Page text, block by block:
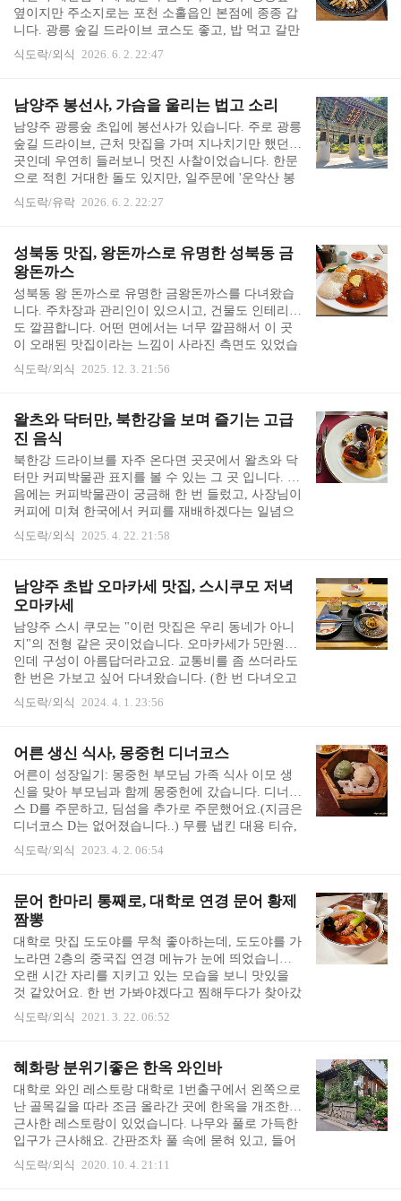
위치한 특성으로 국립극장에서 하는 공연에 따라 특
별 메뉴가 마련되기도 합니다. 이번에는 연극 "반야
아재" 공연을 기념하여 반야 아재 특..
옆이지만 주소지로는 포천 소홀읍인 본점에 종종 갑
니다. 광릉 숲길 드라이브 코스도 좋고, 밥 먹고 갈만
한 예쁜 카페도 있습니다.한가어죽 메뉴와 가격을 보
니, 예전에는 매운탕 등도 함께 했는데 매운탕은 옆
어죽과 도리뱅뱅이, 무침 등만 판매하나 봅니다. 어
죽과 도리뱅뱅이를 주문했습니다. 자리에 앉으면 물
과 물티슈를 가져다 주시고 주문을 받아가십니다. 바
로 끓여 주시는 것이라, 조금 시간이 걸립니다.음식
이 나올 무렵 반찬을 차려주십니다. 백김치, 무생채,
콩나물, 미역줄기, 단무지와 오뎅입니다. 반찬이 맛
있어 몇 번 리필하게 됩니다. 반찬 리필은 셀프로 자
식도락/외식 2026. 6. 2. 22:47
남양주 봉선사, 가슴을 울리는 법고 소리
남양주 광릉숲 초입에 봉선사가 있습니다. 주로 광릉
숲길 드라이브, 근처 맛집을 가며 지나치기만 했던
곳인데 우연히 들러보니 멋진 사찰이었습니다. 한문
으로 적힌 거대한 돌도 있지만, 일주문에 '운악산 봉
선사'라는 한글 현판이 걸려 있습니다. 1970년대 봉
선사를 재건한 운허 스님이 일주문과 대웅전에 한글
을 때는 연꽃이 있는 못이 무서웠습니다. 까맣고 깊
은 물 위로 죽은 연들이 둥둥 떠 있었거든요. 그런데
5월 마지막 날에 오니 어느새 연잎이 가득 덮여 있습
니다. 벌써 핀 연꽃도 있습니다. 봉선사 카페 봉향각
이 날은 큰 법당에 가기에 앞서, 카페인 봉향각부터
들렀습니다. 봉선사 카페인 봉향각의 야외 테이블에
앉으면 너른 연못을 바라볼 수 있습니..
식도락/유락 2026. 6. 2. 22:27
성북동 맛집, 왕돈까스로 유명한 성북동 금
왕돈까스
성북동 왕 돈까스로 유명한 금왕돈까스를 다녀왔습
니다. 주차장과 관리인이 있으시고, 건물도 인테리어
도 깔끔합니다. 어떤 면에서는 너무 깔끔해서 이 곳
이 오래된 맛집이라는 느낌이 사라진 측면도 있었습
니다. 예쁘고 깔끔한 실내 뿐 아니라, 바깥 풍경도 예
쁩니다. 성북동의 멋. 메뉴는 안심돈까스, 등심돈까
건물만 업그레이드 된 것이 아니라 가격도 업그레이
드 되었습니다. 정식은 11,000원, 안심 돈까스는 11,0
00원, 등심 돈까스, 치킨까스, 함박스테이크는 1만원
입니다. 생선까스는 없어졌습니다. (이전 사진이라
지금은 더 올랐을지도 모르겠습니다) 정감어린 스프,
깍두기, 쌈장이 나옵니다. 세 가지를 다 맛볼 수 있는
금왕정식입니다. 손보다..
식도락/외식 2025. 12. 3. 21:56
왈츠와 닥터만, 북한강을 보며 즐기는 고급
진 음식
북한강 드라이브를 자주 온다면 곳곳에서 왈츠와 닥
터만 커피박물관 표지를 볼 수 있는 그 곳 입니다. 처
음에는 커피박물관이 궁금해 한 번 들렀고, 사장님이
커피에 미쳐 한국에서 커피를 재배하겠다는 일념으
로 농학박사까지 하셨다는 집념에 놀라고, 갖은 수집
품에 놀라고, 다소 비싼 가격에 놀랐습니다. 커피 가
도 계시고 경양식집(?)처럼 코스 요리를 파는데 그 또
한 가격이 그리 싸진 않아서 이런 곳에서 이런 가격
을 이라며 갸웃거렸습니다. 그러다 생일날 와 본 이
후로는 바로 팬이 되었습니다. 이 가격 받고 유지가
되시나 하는 생각으로 바뀌었고요. 북한강 바로 옆의
성 같은 근사한 건물입니다. 정면에 보이는 입구가
커피박물관 가는 입구이고, 오른쪽의 짧은 보도블..
식도락/외식 2025. 4. 22. 21:58
남양주 초밥 오마카세 맛집, 스시쿠모 저녁
오마카세
남양주 스시 쿠모는 "이런 맛집은 우리 동네가 아니
지"의 전형 같은 곳이었습니다. 오마카세가 5만원대
인데 구성이 아름답더라고요. 교통비를 좀 쓰더라도
한 번은 가보고 싶어 다녀왔습니다. (한 번 다녀오고
맘에 들어 서울 사시는 부모님 모시고도 가고, 혼자
도 가고, 꽤 여러 번 재방문했습니다) 이 사진은 처음
따뜻한 차를 준비해주십니다. 이미 자리에는 식기가
준비되어 있습니다. (예약 손님만 받습니다) 속을 달
래면서 입안을 행복하게 해 줄 음식들이 가득 차려집
니다. 샐러드, 계란찜(자완무시), 아뮤즈부쉬, 회를
주시면서 코스가 시작됩니다. 아뮤즈부쉬 잘 숙성된
회 전복찜과 밥 버터 맛 감도는 조개국 이어서 초밥
이 나오기 시작합니다. 간장을 발라주시기도 하..
식도락/외식 2024. 4. 1. 23:56
어른 생신 식사, 몽중헌 디너코스
어른이 성장일기: 몽중헌 부모님 가족 식사 이모 생
신을 맞아 부모님과 함께 몽중헌에 갔습니다. 디너코
스 D를 주문하고, 딤섬을 추가로 주문했어요.(지금은
디너코스 D는 없어졌습니다..) 무릎 냅킨 대용 티슈,
찻잔과 숟가락 젓가락이 놓여 있습니다. 코로나 마스
크 착용 필수 시기였어서 마스크 담을 봉투도 있엇습
이, 무와 오이 절임, 땅콩을 준비해주셨습니다. 게살
스프 입니다. 편안하고 맛있습니다. 딤섬 두 점이라
맛보기로 좋습니다. 해산물 요리 입니다. 크림새우
입니다. 고추잡채와 꽃빵으로 코스는 식사를 남겨두
고 일단락 되었습니다. 딤섬 추가주문 생신 기념 식
사이고, 모처럼 어른들과 함께 식사하니 몽중헌 딤섬
을 좀 더 맛보고 싶었습니다. 메뉴판을 보노라면..
식도락/외식 2023. 4. 2. 06:54
문어 한마리 통째로, 대학로 연경 문어 황제
짬뽕
대학로 맛집 도도야를 무척 좋아하는데, 도도야를 가
노라면 2층의 중국집 연경 메뉴가 눈에 띄었습니다.
오랜 시간 자리를 지키고 있는 모습을 보니 맛있을
것 같았어요. 한 번 가봐야겠다고 찜해두다가 찾아갔
습니다. 점심 시간이 한참 지난 시간에 찾아가니 조
용했습니다. 벽에 붙어 있는 메뉴를 훑어보는 중, 문
째로 얹어주는 황제짬뽕을 좋아하는데, 문어 한 마리
라니 기대가 되었습니다. 주문을 했더니 사장님이 걱
정스러운 눈빛으로 양이 상당히 많아서 다 못 먹을거
라고 하셨습니다. 그러나 이미 문어 황제짬뽕에 꽂힌
터라 괜찮다고 달라고 말씀드렸습니다. 사장님은 못
내 걱정이 되시는지 그러면 면을 좀 빼드릴까냐고 물
으셨습니다. '노놉. 짬뽕 면 몇 젓가락이나 된다고...
식도락/외식 2021. 3. 22. 06:52
혜화랑 분위기좋은 한옥 와인바
대학로 와인 레스토랑 대학로 1번출구에서 왼쪽으로
난 골목길을 따라 조금 올라간 곳에 한옥을 개조한
근사한 레스토랑이 있었습니다. 나무와 풀로 가득한
입구가 근사해요. 간판조차 풀 속에 묻혀 있고, 들어
가는 입구도 안쪽에 쑤욱 들어가 있습니다. 입구부터
아늑한 기분을 줍니다. 7월에는 입구에 활짝 핀 수국
식도락/외식 2020. 10. 4. 21:11